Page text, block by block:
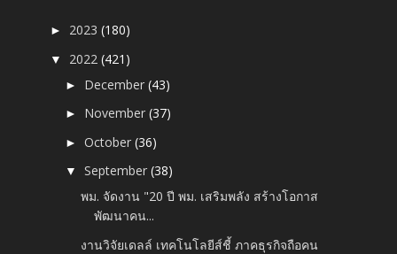
► 2023(180)
▼ 2022(421)
► December(43)
► November(37)
►October(36)
▼September(38)
พม. จัดงาน "20 ปี พม. เสริมพลัง สร้างโอกาส
พัฒนาคน...
งานวิจัยเดลล์ เทคโนโลยีส์ชี้ ภาคธุรกิจถือคน